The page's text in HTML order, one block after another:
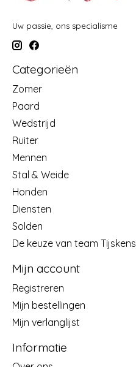
Uw passie, ons specialisme
Categorieën
Zomer
Paard
Wedstrijd
Ruiter
Mennen
Stal & Weide
Honden
Diensten
Solden
De keuze van team Tijskens
Mijn account
Registreren
Mijn bestellingen
Mijn verlanglijst
Informatie